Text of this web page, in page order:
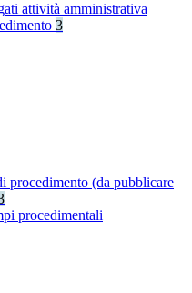
attività amministrativa
3
procedimento (da pubblicare
procedimentali